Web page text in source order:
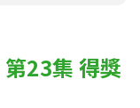
23集 得獎